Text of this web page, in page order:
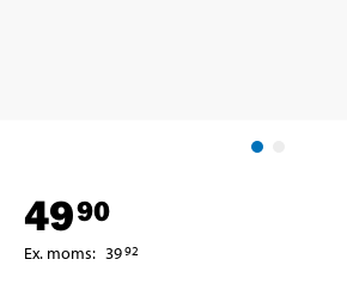
4990
Ex. moms: 3992